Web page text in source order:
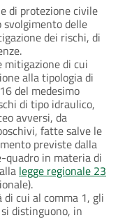
di protezione civile
svolgimento delle
dei rischi, di
mitigazione di cui
alla tipologia di
del medesimo
di tipo idraulico,
avversi, da
fatte salve le
previste dalla
quadro in materia di
legge regionale 23
cui al comma 1, gli
distinguono, in